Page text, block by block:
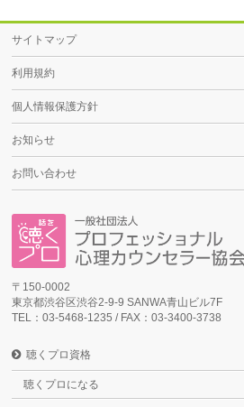
サイトマップ
利用規約
個人情報保護方針
お知らせ
お問い合わせ
〒150-0002
東京都渋谷区渋谷2-9-9 SANWA青山ビル7F
TEL：03-5468-1235 / FAX：03-3400-3738
聴くプロ資格
聴くプロになる